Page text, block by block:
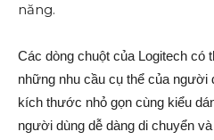
năng.
Các dòng chuột của Logitech có
những nhu cầu cụ thể của người
kích thước nhỏ gọn cùng kiểu
người dùng dễ dàng di chuyển